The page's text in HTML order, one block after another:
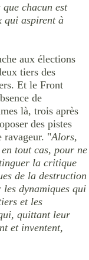
chacun est
qui aspirent à
aux élections
tiers des
Et le Front
de
là, trois après
des pistes
ravageur. "Alors,
tout cas, pour ne
la critique
de la destruction
dynamiques qui
et les
quittant leur
et inventent,